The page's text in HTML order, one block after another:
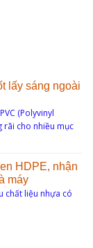
lấy sáng ngoài
(Polyvinyl
rãi cho nhiều mục
HDPE, nhận
máy
chất liệu nhựa có